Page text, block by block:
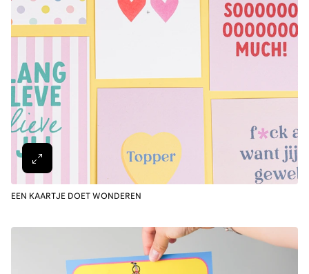
EEN KAARTJE DOET WONDEREN